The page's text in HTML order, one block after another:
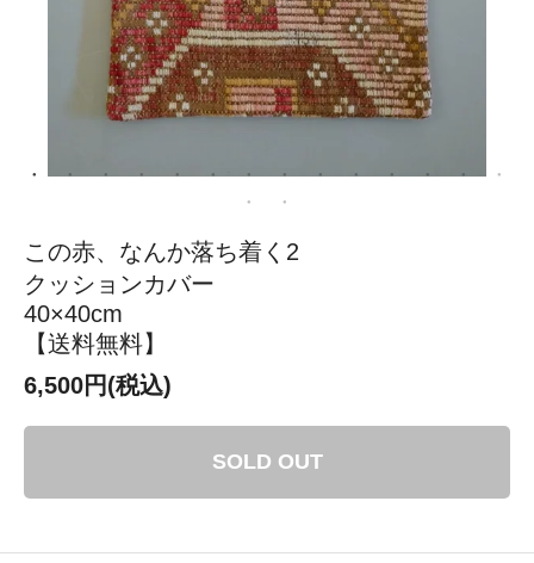
この赤、なんか落ち着く2
クッションカバー
40×40cm
【送料無料】
6,500円(税込)
SOLD OUT